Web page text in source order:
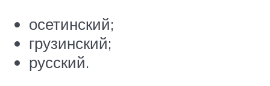
осетинский;
грузинский;
русский.